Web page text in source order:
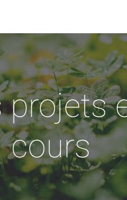
Skip
projets
cours